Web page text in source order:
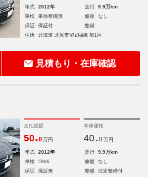
年式 2012年 走行
9.9万km
車検
車検整備無 修復
なし
保証
保証付 整備
-
住所
北海道 北見市留辺蘂町旭1区
見積もり・在庫確認
支払総額
50.0 万円
本体価格
40. 0 万円
年式 2012年 走行
9.9万km
車検
'28/6 修復
なし
保証
保証無 整備
法定整備付